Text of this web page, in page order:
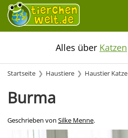
Alles über Katzen
Startseite Haustiere Haustier Katze
Burma
Geschrieben von Silke Menne.